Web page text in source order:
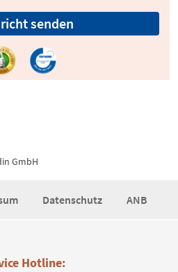
GmbH
senden
Datenschutz ANB
Hotline: